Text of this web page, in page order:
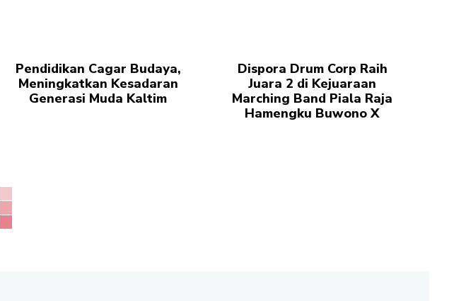
Pendidikan Cagar Budaya,
Meningkatkan Kesadaran
Generasi Muda Kaltim
Dispora Drum Corp Raih
Juara 2 di Kejuaraan
Marching Band Piala Raja
Hamengku Buwono X